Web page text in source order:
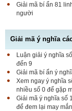
Giải mã bí ẩn 81
người
Giải mã ý nghĩa
Luận giải ý nghĩa
đến 9
Giải mã bí ẩn ý
Xem ngay ý nghĩa
nhiều số 0 để gặp
Giải mã ý nghĩa số
để đem lại may